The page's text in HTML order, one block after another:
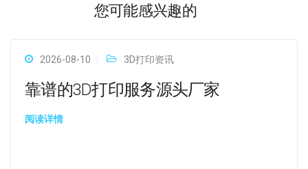
您可能感兴趣的
2026-08-10 3D打印资讯
靠谱的3D打印服务源头厂家
阅读详情